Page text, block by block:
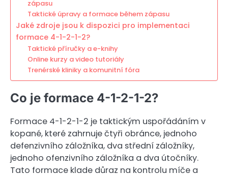
zápasu
Taktické úpravy a formace během zápasu
Jaké zdroje jsou k dispozici pro implementaci
formace 4-1-2-1-2?
Taktické příručky a e-knihy
Online kurzy a video tutoriály
Trenérské kliniky a komunitní fóra
Co je formace 4-1-2-1-2?
Formace 4-1-2-1-2 je taktickým uspořádáním v
kopané, které zahrnuje čtyři obránce, jednoho
defenzivního záložníka, dva střední záložníky,
jednoho ofenzivního záložníka a dva útočníky.
Tato formace klade důraz na kontrolu míče a